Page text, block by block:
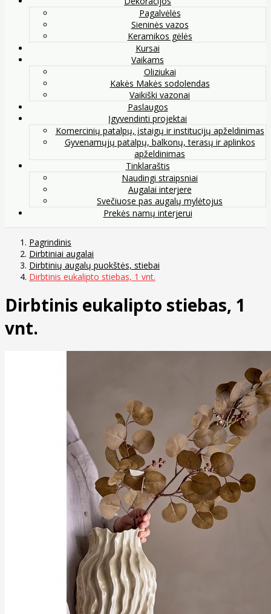
Pagalvėlės
Sieninės vazos
Keramikos gėlės
Kursai
Vaikams
Oliziukai
Kakės Makės sodolendas
Vaikiški vazonai
Paslaugos
Įgyvendinti projektai
Komercinių patalpų, įstaigų ir institucijų apželdinimas
Gyvenamųjų patalpų, balkonų, terasų ir aplinkos
apželdinimas
Tinklaraštis
Naudingi straipsniai
Augalai interjere
Svečiuose pas augalų mylėtojus
Prekės namų interjerui
Pagrindinis
Dirbtiniai augalai
Dirbtinių augalų puokštės, stiebai
Dirbtinis eukalipto stiebas, 1 vnt.
Dirbtinis eukalipto stiebas, 1
vnt.